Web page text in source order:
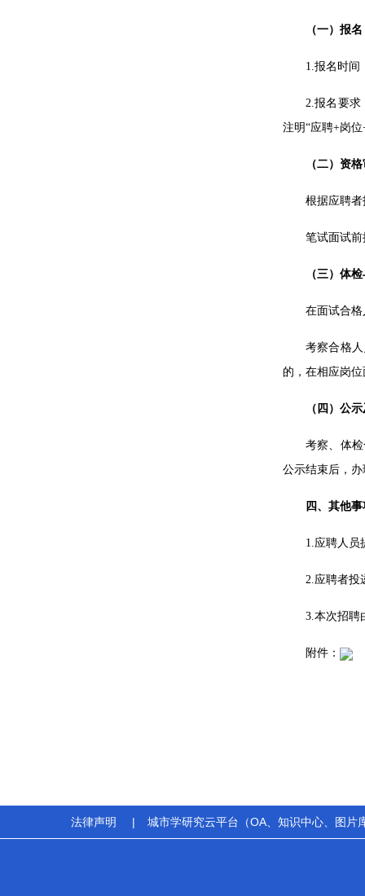
（一）报名
1.报名时间
2.报名要求
注明“应聘+岗
（二） 资格
根据应聘
笔试面试
（三）体
在面试合
考察合格
的，在相应岗
（四）公
考察、体
公示结束后，
四、其他事
1.应聘人员
2.应聘者投
3.本次招聘
附件：
法律声明 | 城市学研究云平台（OA、知识中心、图片